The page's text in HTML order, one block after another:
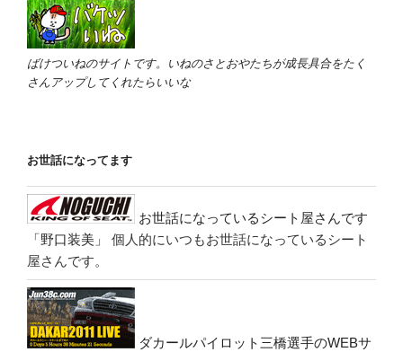
ばけついねのサイトです。いねのさとおやたちが成長具合をたく
さんアップしてくれたらいいな
お世話になってます
お世話になっているシート屋さんです
「野口装美」
個人的にいつもお世話になっているシート
屋さんです。
ダカールパイロット三橋選手のWEBサ